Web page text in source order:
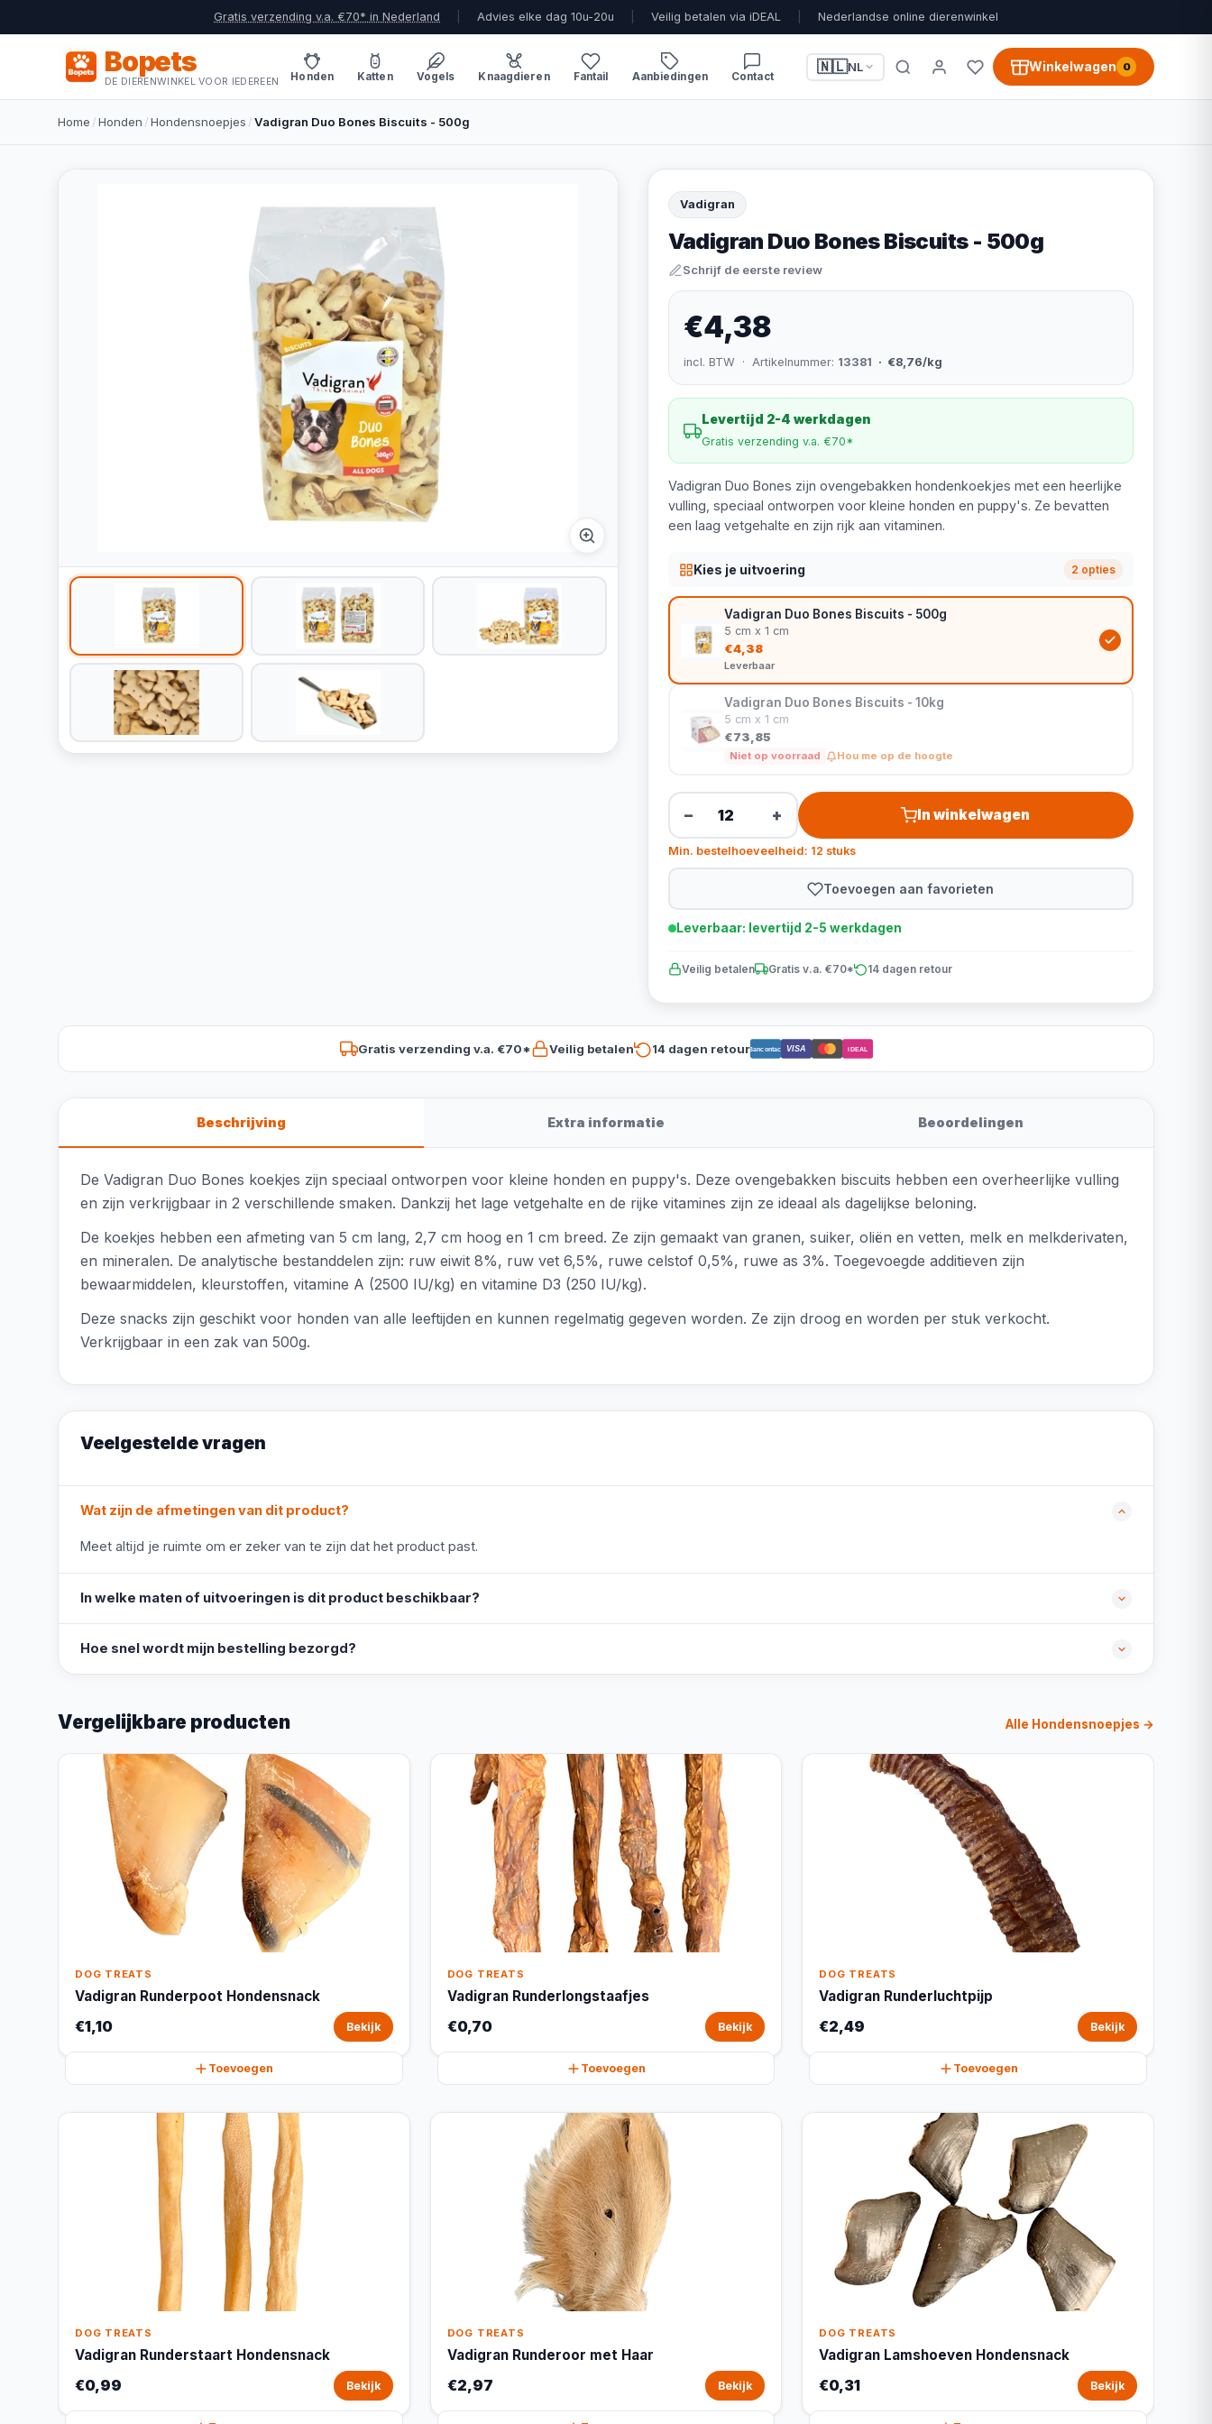
Gratis verzending v.a. €70* in Nederland Advies elke dag 10u-20u Veilig betalen via iDEAL Nederlandse online dierenwinkel
Bopets
DE DIERENWINKEL VOOR IEDEREEN Honden Katten Vogels Knaagdieren Fantail Aanbiedingen Contact
🇳🇱NL Winkelwagen 0
Home /Honden /Hondensnoepjes /Vadigran Duo Bones Biscuits - 500g
Vadigran
Vadigran Duo Bones Biscuits - 500g
Schrijf de eerste review
€4,38
incl. BTW · Artikelnummer: 13381 · €8,76/kg
Levertijd 2-4 werkdagen
Gratis verzending v.a. €70*
Vadigran Duo Bones zijn ovengebakken hondenkoekjes met een heerlijke
vulling, speciaal ontworpen voor kleine honden en puppy's. Ze bevatten
een laag vetgehalte en zijn rijk aan vitaminen.
Kies je uitvoering 2 opties
Vadigran Duo Bones Biscuits - 500g
5 cm x 1 cm
€4,38
Leverbaar
Vadigran Duo Bones Biscuits - 10kg
5 cm x 1 cm
€73,85
Niet op voorraad Hou me op de hoogte
− + In winkelwagen
Min. bestelhoeveelheid: 12 stuks
Toevoegen aan favorieten
Leverbaar: levertijd 2-5 werkdagen
Veilig betalen Gratis v.a. €70* 14 dagen retour
Gratis verzending v.a. €70* Veilig betalen 14 dagen retourBancontact VISA iDEAL
Beschrijving Extra informatie Beoordelingen
De Vadigran Duo Bones koekjes zijn speciaal ontworpen voor kleine honden en puppy's. Deze ovengebakken biscuits hebben een overheerlijke vulling
en zijn verkrijgbaar in 2 verschillende smaken. Dankzij het lage vetgehalte en de rijke vitamines zijn ze ideaal als dagelijkse beloning.
De koekjes hebben een afmeting van 5 cm lang, 2,7 cm hoog en 1 cm breed. Ze zijn gemaakt van granen, suiker, oliën en vetten, melk en melkderivaten,
en mineralen. De analytische bestanddelen zijn: ruw eiwit 8%, ruw vet 6,5%, ruwe celstof 0,5%, ruwe as 3%. Toegevoegde additieven zijn
bewaarmiddelen, kleurstoffen, vitamine A (2500 IU/kg) en vitamine D3 (250 IU/kg).
Deze snacks zijn geschikt voor honden van alle leeftijden en kunnen regelmatig gegeven worden. Ze zijn droog en worden per stuk verkocht.
Verkrijgbaar in een zak van 500g.
Veelgestelde vragen
Wat zijn de afmetingen van dit product?
Meet altijd je ruimte om er zeker van te zijn dat het product past.
In welke maten of uitvoeringen is dit product beschikbaar?
Hoe snel wordt mijn bestelling bezorgd?
Vergelijkbare producten Alle Hondensnoepjes →
DOG TREATS
Vadigran Runderpoot Hondensnack
€1,10 Bekijk
Toevoegen
DOG TREATS
Vadigran Runderlongstaafjes
€0,70 Bekijk
Toevoegen
DOG TREATS
Vadigran Runderluchtpijp
€2,49 Bekijk
Toevoegen
DOG TREATS
Vadigran Runderstaart Hondensnack
€0,99 Bekijk
DOG TREATS
Vadigran Runderoor met Haar
€2,97 Bekijk
DOG TREATS
Vadigran Lamshoeven Hondensnack
€0,31 Bekijk